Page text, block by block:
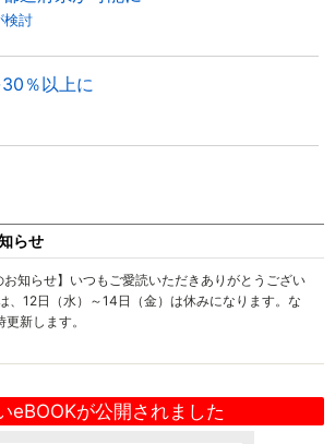
検討
％以上に
らせ
お知らせ】いつもご愛読いただきありがとうござい
、12日（水）～14日（金）は休みになります。な
新します。
eBOOKが公開されました